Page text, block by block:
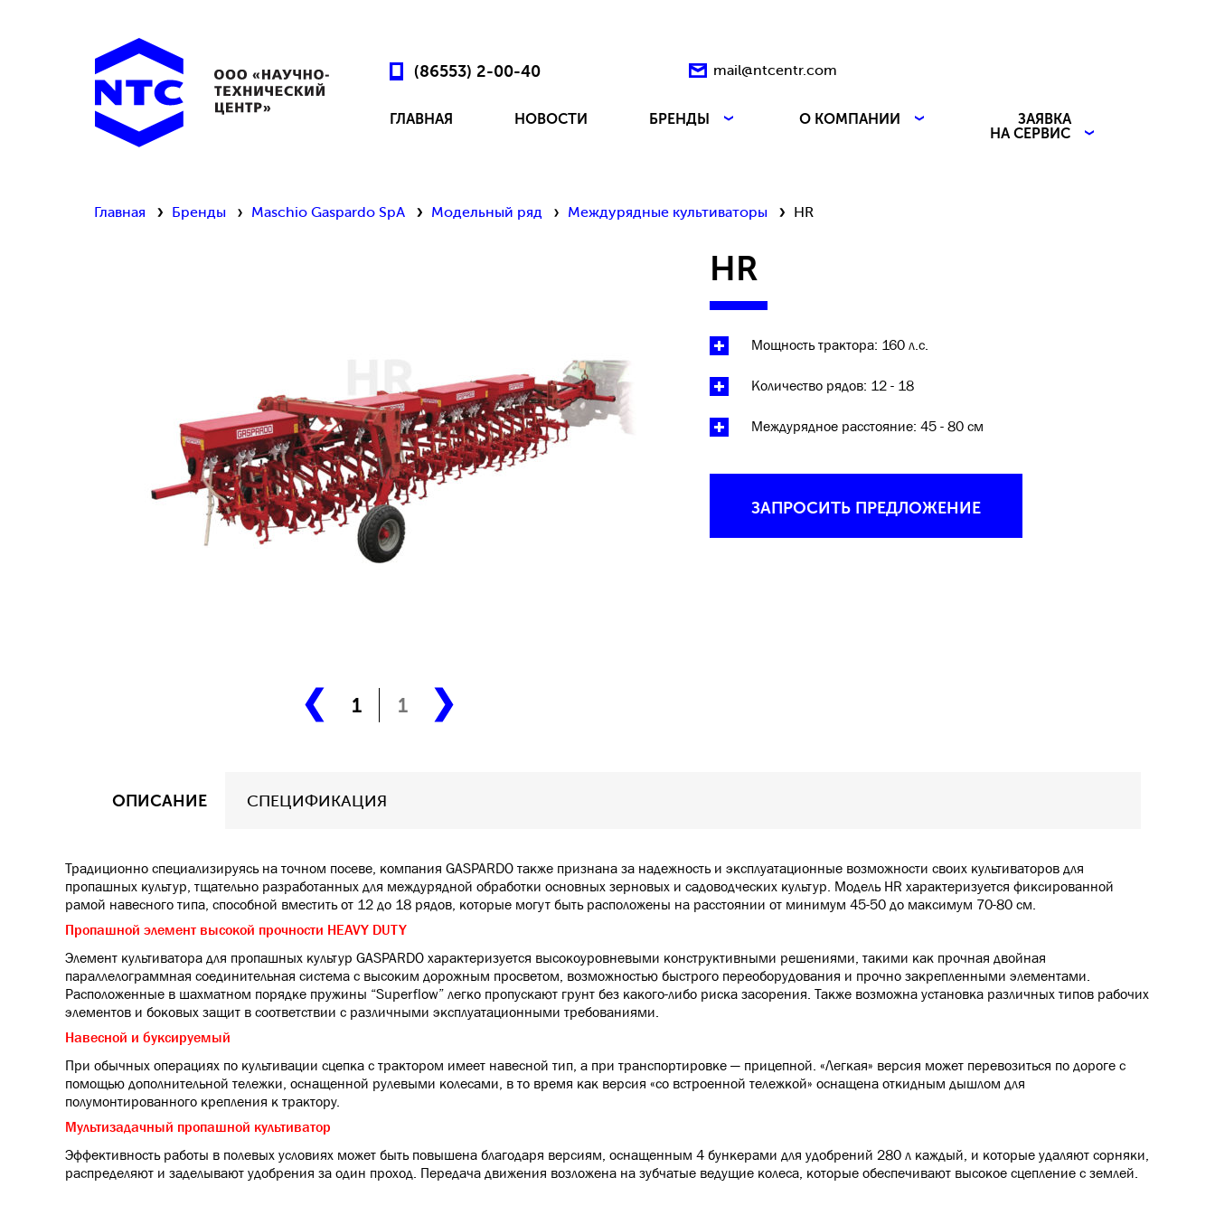
(86553) 2-00-40 mail@ntcentr.com
ГЛАВНАЯ НОВОСТИ БРЕНДЫ О КОМПАНИИ
ЗАЯВКА
НА СЕРВИС
Главная Бренды Maschio Gaspardo SpA Модельный ряд Междурядные культиваторы HR
1 1
HR
Мощность трактора: 160 л.с.
Количество рядов: 12 - 18
Междурядное расстояние: 45 - 80 см
ЗАПРОСИТЬ ПРЕДЛОЖЕНИЕ
ОПИСАНИЕ СПЕЦИФИКАЦИЯ
Традиционно специализируясь на точном посеве, компания GASPARDO также признана за надежность и эксплуатационные возможности своих культиваторов для
пропашных культур, тщательно разработанных для междурядной обработки основных зерновых и садоводческих культур. Модель HR характеризуется фиксированной
рамой навесного типа, способной вместить от 12 до 18 рядов, которые могут быть расположены на расстоянии от минимум 45-50 до максимум 70-80 см.
Пропашной элемент высокой прочности HEAVY DUTY
Элемент культиватора для пропашных культур GASPARDO характеризуется высокоуровневыми конструктивными решениями, такими как прочная двойная
параллелограммная соединительная система с высоким дорожным просветом, возможностью быстрого переоборудования и прочно закрепленными элементами.
Расположенные в шахматном порядке пружины “Superflow” легко пропускают грунт без какого-либо риска засорения. Также возможна установка различных типов рабочих
элементов и боковых защит в соответствии с различными эксплуатационными требованиями.
Навесной и буксируемый
При обычных операциях по культивации сцепка с трактором имеет навесной тип, а при транспортировке — прицепной. «Легкая» версия может перевозиться по дороге с
помощью дополнительной тележки, оснащенной рулевыми колесами, в то время как версия «со встроенной тележкой» оснащена откидным дышлом для
полумонтированного крепления к трактору.
Мультизадачный пропашной культиватор
Эффективность работы в полевых условиях может быть повышена благодаря версиям, оснащенным 4 бункерами для удобрений 280 л каждый, и которые удаляют сорняки,
распределяют и заделывают удобрения за один проход. Передача движения возложена на зубчатые ведущие колеса, которые обеспечивают высокое сцепление с землей.